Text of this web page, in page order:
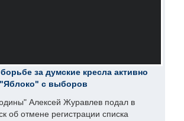
за думские кресла активно
с выборов
Алексей Журавлев подал в
об отмене регистрации списка